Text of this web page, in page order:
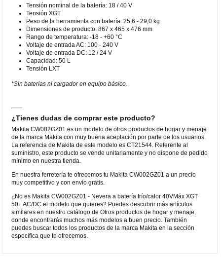
Tensión nominal de la batería: 18 / 40 V
Tensión XGT
Peso de la herramienta con batería: 25,6 - 29,0 kg
Dimensiones de producto: 867 x 465 x 476 mm
Rango de temperatura: -18 - +60 °C
Voltaje de entrada AC: 100 - 240 V
Voltaje de entrada DC: 12 / 24 V
Capacidad: 50 L
Tensión LXT
*Sin baterías ni cargador en equipo básico.
¿Tienes dudas de comprar este producto?
Makita CW002GZ01 es un modelo de otros productos de hogar y menaje
de la marca Makita con muy buena aceptación por parte de los usuarios.
La referencia de Makita de este modelo es CT21544. Referente al
suministro, este producto se vende unitariamente y no dispone de pedido
mínimo en nuestra tienda.
En nuestra ferretería te ofrecemos tu Makita CW002GZ01 a un precio
muy competitivo y con envío gratis.
¿No es Makita CW002GZ01 - Nevera a batería frío/calor 40VMáx XGT
50L AC/DC el modelo que quieres? Puedes descubrir más artículos
similares en nuestro catálogo de Otros productos de hogar y menaje,
donde encontrarás muchos más modelos a buen precio. También
puedes buscar todos los productos de la marca Makita en la sección
específica que te ofrecemos.